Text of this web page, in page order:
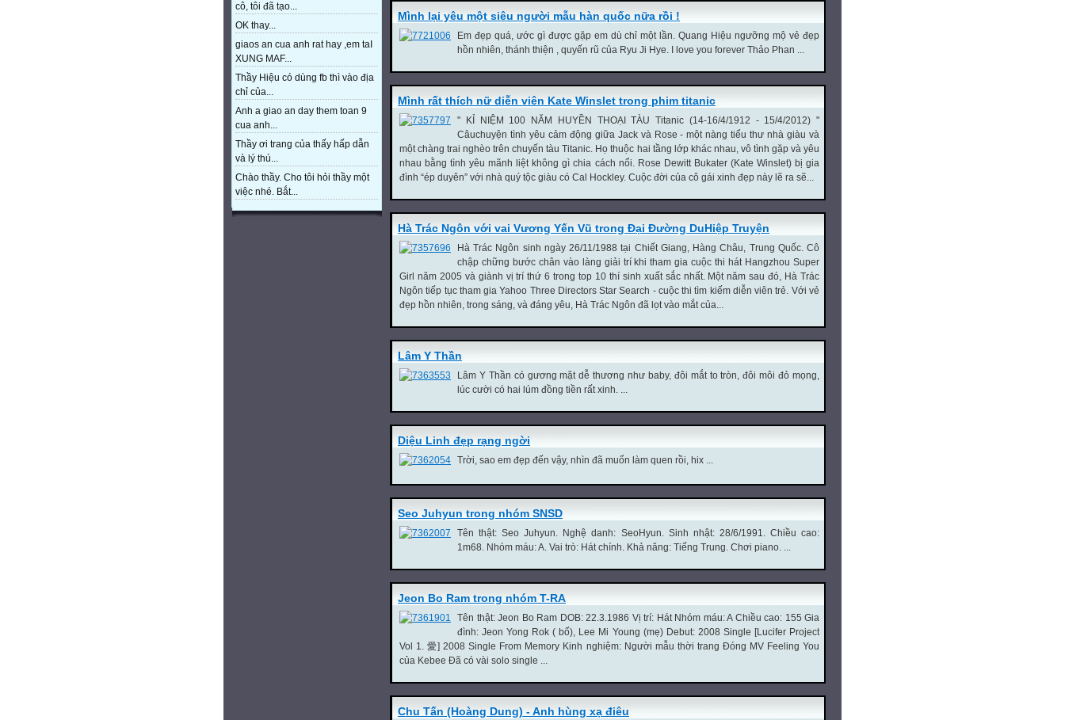
cô, tôi đã tạo...
OK thay...
giaos an cua anh rat hay ,em taI
XUNG MAF...
Thầy Hiệu có dùng fb thì vào địa
chỉ của...
Anh a giao an day them toan 9
cua anh...
Thầy ơi trang của thấy hấp dẫn
và lý thú...
Chào thầy. Cho tôi hỏi thầy một
việc nhé. Bắt...
Mình lại yêu một siêu người mẫu hàn quốc nữa rồi !
Em đẹp quá, ước gì được gặp em dù chỉ một lần. Quang Hiệu ngưỡng mộ vẻ đẹp
hồn nhiên, thánh thiện , quyến rũ của Ryu Ji Hye. I love you forever Thảo Phan ...
Mình rất thích nữ diễn viên Kate Winslet trong phim titanic
" KỈ NIỆM 100 NĂM HUYỀN THOẠI TÀU Titanic (14-16/4/1912 - 15/4/2012) "
Câuchuyện tình yêu cảm động giữa Jack và Rose - một nàng tiểu thư nhà giàu và
một chàng trai nghèo trên chuyến tàu Titanic. Họ thuộc hai tầng lớp khác nhau, vô tình gặp và yêu
nhau bằng tình yêu mãnh liệt không gì chia cách nổi. Rose Dewitt Bukater (Kate Winslet) bị gia
đình “ép duyên” với nhà quý tộc giàu có Cal Hockley. Cuộc đời của cô gái xinh đẹp này lẽ ra sẽ...
Hà Trác Ngôn với vai Vương Yến Vũ trong Đại Đường DuHiệp Truyện
Hà Trác Ngôn sinh ngày 26/11/1988 tại Chiết Giang, Hàng Châu, Trung Quốc. Cô
chập chững bước chân vào làng giải trí khi tham gia cuộc thi hát Hangzhou Super
Girl năm 2005 và giành vị trí thứ 6 trong top 10 thí sinh xuất sắc nhất. Một năm sau đó, Hà Trác
Ngôn tiếp tục tham gia Yahoo Three Directors Star Search - cuộc thi tìm kiếm diễn viên trẻ. Với vẻ
đẹp hồn nhiên, trong sáng, và đáng yêu, Hà Trác Ngôn đã lọt vào mắt của...
Lâm Y Thần
Lâm Y Thần có gương mặt dễ thương như baby, đôi mắt to tròn, đôi môi đỏ mọng,
lúc cười có hai lúm đồng tiền rất xinh. ...
Diệu Linh đẹp rạng ngời
Trời, sao em đẹp đến vậy, nhìn đã muốn làm quen rồi, hix ...
Seo Juhyun trong nhóm SNSD
Tên thật: Seo Juhyun. Nghệ danh: SeoHyun. Sinh nhật: 28/6/1991. Chiều cao:
1m68. Nhóm máu: A. Vai trò: Hát chính. Khả năng: Tiếng Trung. Chơi piano. ...
Jeon Bo Ram trong nhóm T-RA
Tên thật: Jeon Bo Ram DOB: 22.3.1986 Vị trí: Hát Nhóm máu: A Chiều cao: 155 Gia
đình: Jeon Yong Rok ( bố), Lee Mi Young (mẹ) Debut: 2008 Single [Lucifer Project
Vol 1. 愛] 2008 Single From Memory Kinh nghiệm: Người mẫu thời trang Đóng MV Feeling You
của Kebee Đã có vài solo single ...
Chu Tấn (Hoàng Dung) - Anh hùng xạ điêu